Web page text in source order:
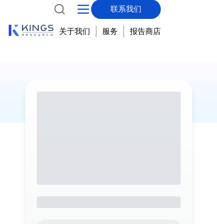
联系我们
关于我们 服务 报告商店